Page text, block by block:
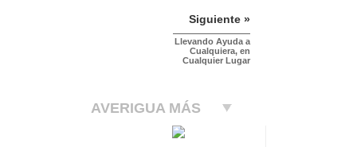
Siguiente »
Llevando Ayuda a
Cualquiera, en
Cualquier Lugar
AVERIGUA MÁS